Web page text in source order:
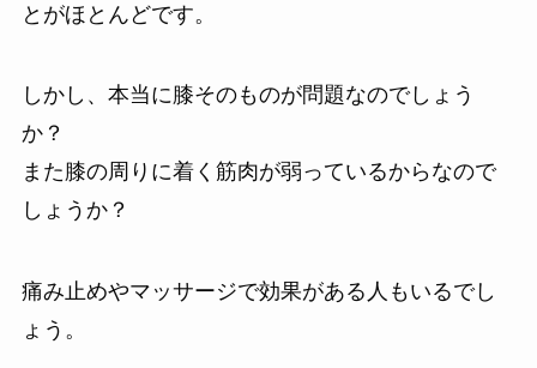
とがほとんどです。
しかし、本当に膝そのものが問題なのでしょう
か？
また膝の周りに着く筋肉が弱っているからなので
しょうか？
痛み止めやマッサージで効果がある人もいるでし
ょう。